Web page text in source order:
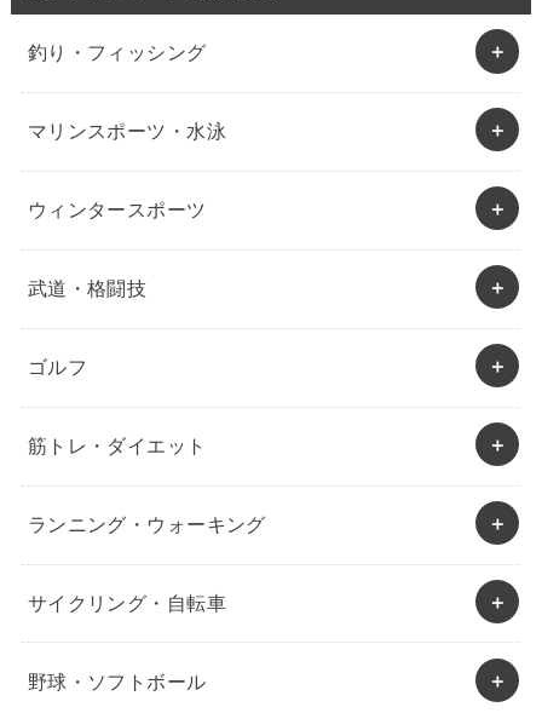
釣り・フィッシング
マリンスポーツ・水泳
ウィンタースポーツ
武道・格闘技
ゴルフ
筋トレ・ダイエット
ランニング・ウォーキング
サイクリング・自転車
野球・ソフトボール